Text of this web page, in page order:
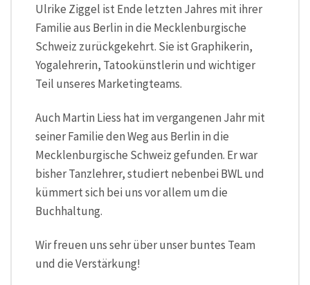
Ulrike Ziggel ist Ende letzten Jahres mit ihrer
Familie aus Berlin in die Mecklenburgische
Schweiz zurückgekehrt. Sie ist Graphikerin,
Yogalehrerin, Tatookünstlerin und wichtiger
Teil unseres Marketingteams.
Auch Martin Liess hat im vergangenen Jahr mit
seiner Familie den Weg aus Berlin in die
Mecklenburgische Schweiz gefunden. Er war
bisher Tanzlehrer, studiert nebenbei BWL und
kümmert sich bei uns vor allem um die
Buchhaltung.
Wir freuen uns sehr über unser buntes Team
und die Verstärkung!